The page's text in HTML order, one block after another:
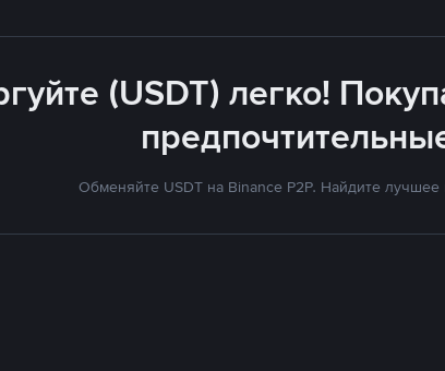
(USDT) легко!
Обменяйте USDT на Binance P2P. Найдите